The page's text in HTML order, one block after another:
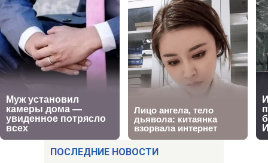
ПОСЛЕДНИЕ НОВОСТИ